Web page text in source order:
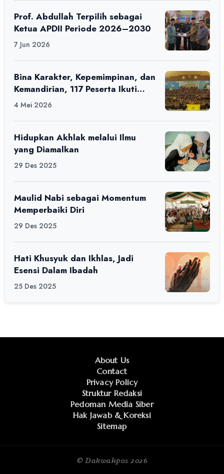
Prof. Abdullah Terpilih sebagai
Ketua APDII Periode 2026–2030
7 Jun 2026
Bina Karakter, Kepemimpinan, dan
Kemandirian, 117 Peserta Ikuti
Alfaro Camp di MAN 1 Darussalam
4 Mei 2026
Hidupkan Akhlak melalui Ilmu
yang Diamalkan
29 Des 2025
Maulid Nabi sebagai Momentum
Memperbaiki Diri
29 Des 2025
Hati Khusyuk dan Ikhlas, Jadi
Esensi Dalam Ibadah
25 Des 2025
About Us
Contact
Privacy Policy
Struktur Redaksi
Pedoman Media Siber
Hak Jawab & Koreksi
Sitemap
© Dakwahpos 2026